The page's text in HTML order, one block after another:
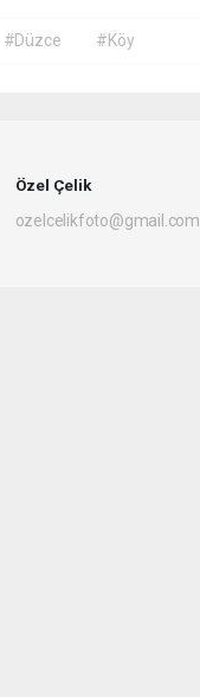
#Düzce #Köy
Özel Çelik
ozelcelikfoto@gmail.com